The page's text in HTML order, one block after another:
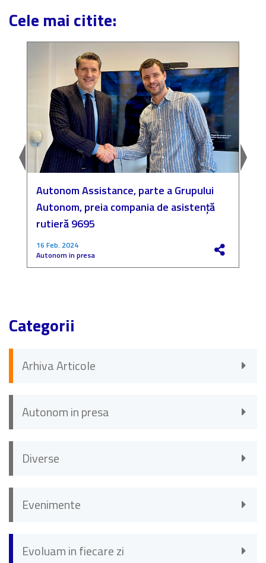
Cele mai citite:
Autonom Assistance, parte a Grupului
Autonom, preia compania de asistență
rutieră 9695
16 Feb. 2024
Autonom in presa
Categorii
Arhiva Articole
Autonom in presa
Diverse
Evenimente
Evoluam in fiecare zi